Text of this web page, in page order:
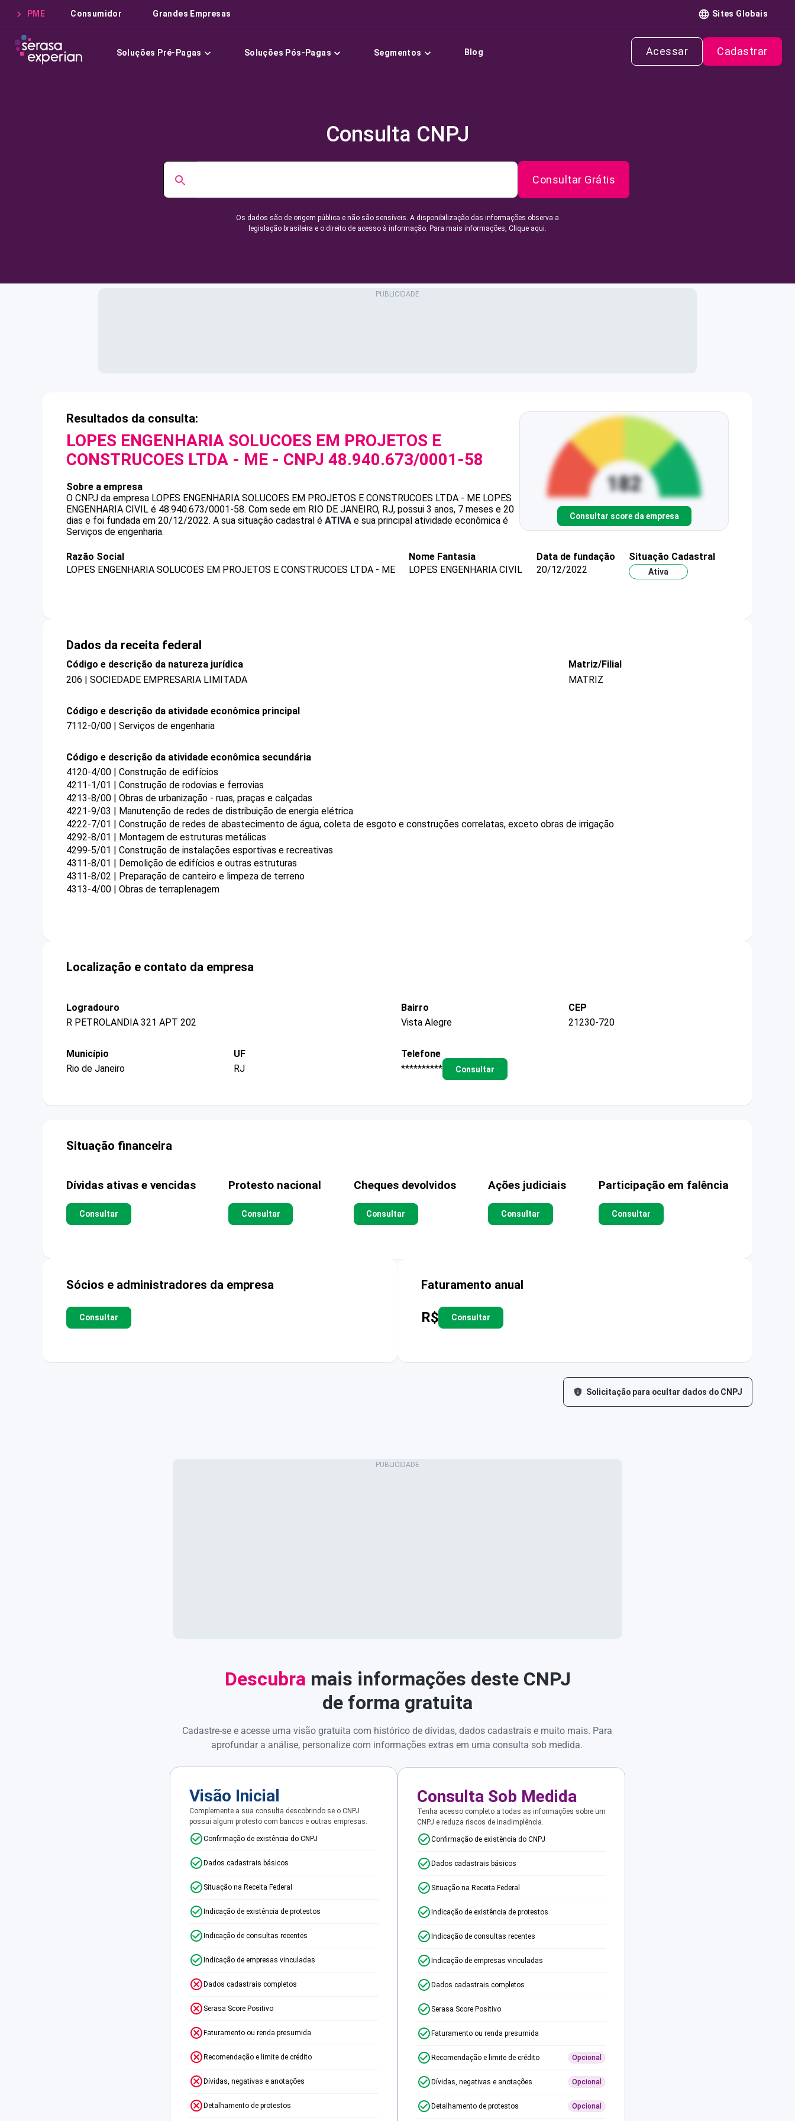
PME Consumidor Grandes Empresas Sites Globais
Soluções Pré-Pagas Soluções Pós-Pagas Segmentos Blog Acessar Cadastrar
Consulta CNPJ
Consultar Grátis
Os dados são de origem pública e não são sensíveis. A disponibilização das informações observa a
legislação brasileira e o direito de acesso à informação. Para mais informações, Clique aqui.
Resultados da consulta:
LOPES ENGENHARIA SOLUCOES EM PROJETOS E
CONSTRUCOES LTDA - ME - CNPJ 48.940.673/0001-58
Sobre a empresa
O CNPJ da empresa LOPES ENGENHARIA SOLUCOES EM PROJETOS E CONSTRUCOES LTDA - ME LOPES
ENGENHARIA CIVIL é 48.940.673/0001-58. Com sede em RIO DE JANEIRO, RJ, possui 3 anos, 7 meses e 20
dias e foi fundada em 20/12/2022. A sua situação cadastral é ATIVA e sua principal atividade econômica é
Serviços de engenharia.
Consultar score da empresa
Razão Social
LOPES ENGENHARIA SOLUCOES EM PROJETOS E CONSTRUCOES LTDA - ME
Nome Fantasia
LOPES ENGENHARIA CIVIL
Data de fundação
20/12/2022
Situação Cadastral
Ativa
Dados da receita federal
Código e descrição da natureza jurídica
206 | SOCIEDADE EMPRESARIA LIMITADA
Matriz/Filial
MATRIZ
Código e descrição da atividade econômica principal
7112-0/00 | Serviços de engenharia
Código e descrição da atividade econômica secundária
4120-4/00 | Construção de edifícios
4211-1/01 | Construção de rodovias e ferrovias
4213-8/00 | Obras de urbanização - ruas, praças e calçadas
4221-9/03 | Manutenção de redes de distribuição de energia elétrica
4222-7/01 | Construção de redes de abastecimento de água, coleta de esgoto e construções correlatas, exceto obras de irrigação
4292-8/01 | Montagem de estruturas metálicas
4299-5/01 | Construção de instalações esportivas e recreativas
4311-8/01 | Demolição de edifícios e outras estruturas
4311-8/02 | Preparação de canteiro e limpeza de terreno
4313-4/00 | Obras de terraplenagem
Localização e contato da empresa
Logradouro
R PETROLANDIA 321 APT 202
Bairro
Vista Alegre
CEP
21230-720
Município
Rio de Janeiro
UF
RJ
Telefone
**********
Consultar
Situação financeira
Dívidas ativas e vencidas
Consultar
Protesto nacional
Consultar
Cheques devolvidos
Consultar
Ações judiciais
Consultar
Participação em falência
Consultar
Sócios e administradores da empresa
Consultar
Faturamento anual
R$ Consultar
Solicitação para ocultar dados do CNPJ
Descubra mais informações deste CNPJ
de forma gratuita
Cadastre-se e acesse uma visão gratuita com histórico de dívidas, dados cadastrais e muito mais. Para
aprofundar a análise, personalize com informações extras em uma consulta sob medida.
Visão Inicial
Complemente a sua consulta descobrindo se o CNPJ
possui algum protesto com bancos e outras empresas.
Confirmação de existência do CNPJ
Dados cadastrais básicos
Situação na Receita Federal
Indicação de existência de protestos
Indicação de consultas recentes
Indicação de empresas vinculadas
Dados cadastrais completos
Serasa Score Positivo
Faturamento ou renda presumida
Recomendação e limite de crédito
Dívidas, negativas e anotações
Detalhamento de protestos
Consulta Sob Medida
Tenha acesso completo a todas as informações sobre um
CNPJ e reduza riscos de inadimplência.
Confirmação de existência do CNPJ
Dados cadastrais básicos
Situação na Receita Federal
Indicação de existência de protestos
Indicação de consultas recentes
Indicação de empresas vinculadas
Dados cadastrais completos
Serasa Score Positivo
Faturamento ou renda presumida
Recomendação e limite de crédito Opcional
Dívidas, negativas e anotações Opcional
Detalhamento de protestos Opcional